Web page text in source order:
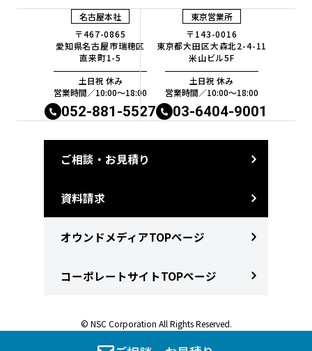
名古屋本社
〒467-0865
愛知県名古屋市瑞穂区
直来町1-5
土日祝 休み
営業時間／10:00〜18:00
052-881-5527
東京営業所
〒143-0016
東京都大田区大森北2-4-11
米山ビル5F
土日祝 休み
営業時間／10:00〜18:00
03-6404-9001
ご相談・お見積り
資料請求
オウンドメディアTOPページ
コーポレートサイトTOPページ
© NSC Corporation All Rights Reserved.